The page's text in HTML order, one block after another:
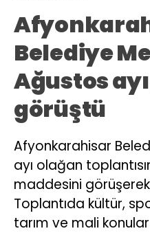
Belediye
Ağustos
görüştü
Afyonkarahisar
ayı olağan
maddesini
Toplantıda kültür,
tarım ve mali konular